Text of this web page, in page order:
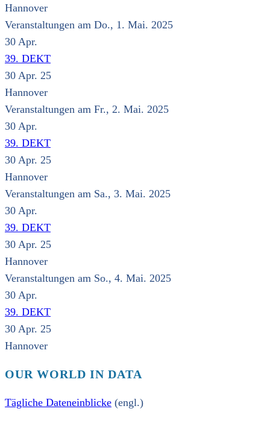
Hannover
Veranstaltungen am Do., 1. Mai. 2025
30 Apr.
39. DEKT
30 Apr. 25
Hannover
Veranstaltungen am Fr., 2. Mai. 2025
30 Apr.
39. DEKT
30 Apr. 25
Hannover
Veranstaltungen am Sa., 3. Mai. 2025
30 Apr.
39. DEKT
30 Apr. 25
Hannover
Veranstaltungen am So., 4. Mai. 2025
30 Apr.
39. DEKT
30 Apr. 25
Hannover
OUR WORLD IN DATA
Tägliche Dateneinblicke (engl.)